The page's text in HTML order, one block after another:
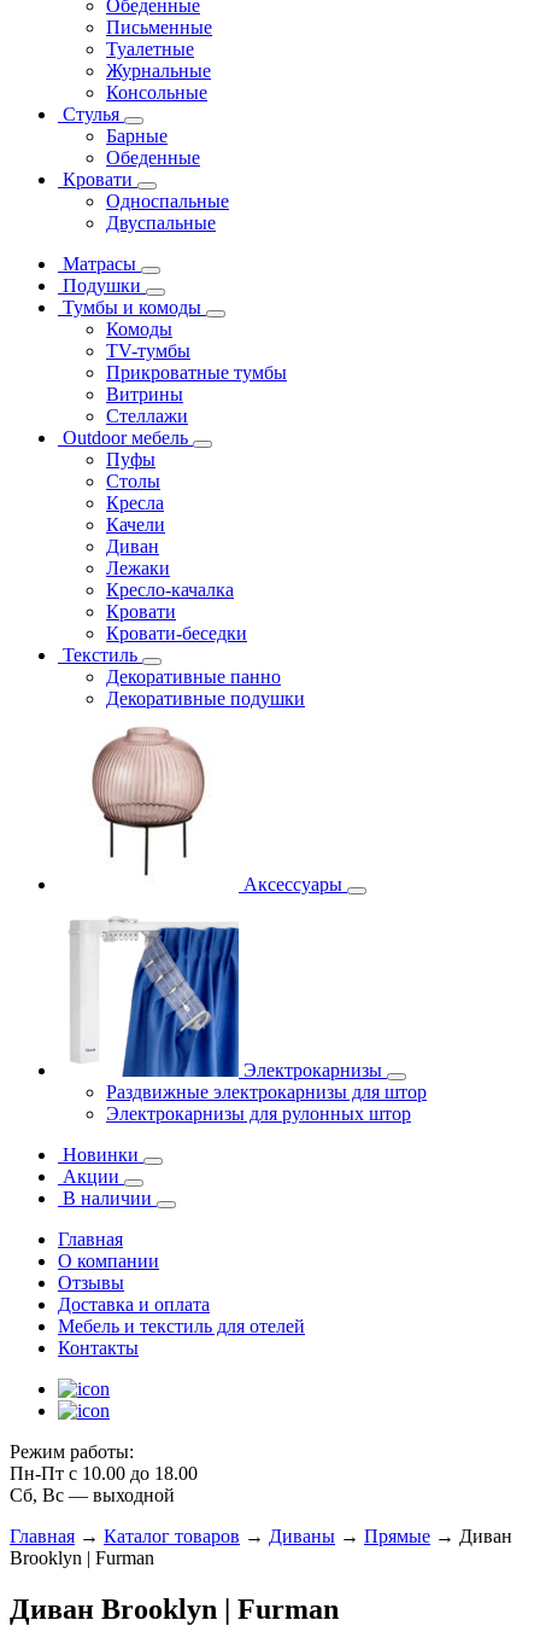
Обеденные
Письменные
Туалетные
Журнальные
Консольные
Стулья
Барные
Обеденные
Кровати
Односпальные
Двуспальные
Матрасы
Подушки
Тумбы и комоды
Комоды
ТV-тумбы
Прикроватные тумбы
Витрины
Стеллажи
Outdoor мебель
Пуфы
Столы
Кресла
Качели
Диван
Лежаки
Кресло-качалка
Кровати
Кровати-беседки
Текстиль
Декоративные панно
Декоративные подушки
Аксессуары
Электрокарнизы
Раздвижные электрокарнизы для штор
Электрокарнизы для рулонных штор
Новинки
Акции
В наличии
Главная
О компании
Отзывы
Доставка и оплата
Мебель и текстиль для отелей
Контакты
Режим работы:
Пн-Пт с 10.00 до 18.00
Сб, Вс — выходной
Главная → Каталог товаров → Диваны → Прямые → Диван
Brooklyn | Furman
Диван Brooklyn | Furman